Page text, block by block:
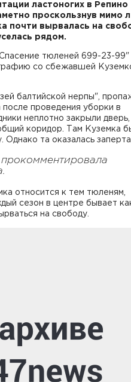
ластоногих в Репино
проскользнув мимо
почти вырвалась на
рядом.
тюленей 699-23-99"
со сбежавшей
балтийской нерпы",
проведения уборки в
неплотно закрыли
коридор. Там Куземка
Однако та оказалась
относится к тем тюленям,
сезон в центре бывает
на свободу.